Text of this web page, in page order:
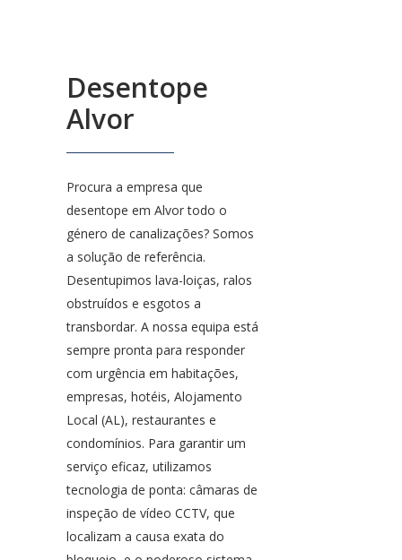
Desentope
Alvor
Procura a empresa que
desentope em Alvor todo o
género de canalizações? Somos
a solução de referência.
Desentupimos lava-loiças, ralos
obstruídos e esgotos a
transbordar. A nossa equipa está
sempre pronta para responder
com urgência em habitações,
empresas, hotéis, Alojamento
Local (AL), restaurantes e
condomínios. Para garantir um
serviço eficaz, utilizamos
tecnologia de ponta: câmaras de
inspeção de vídeo CCTV, que
localizam a causa exata do